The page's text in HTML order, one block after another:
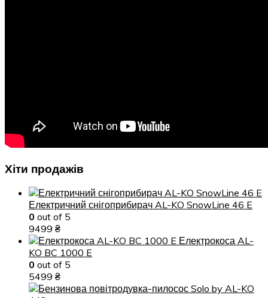
Хіти продажів
Електричний снігоприбирач AL-KO SnowLine 46 E
0 out of 5
9499 ₴
Електрокоса AL-
KO BC 1000 E
0 out of 5
5499 ₴